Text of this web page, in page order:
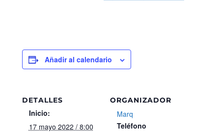
Añadir al calendario
DETALLES
Inicio:
17 mayo 2022 / 8:00
ORGANIZADOR
Marq
Teléfono